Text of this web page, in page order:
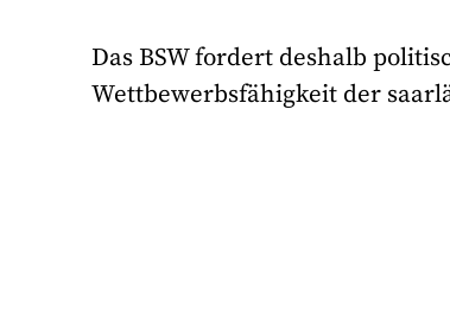
Das BSW fordert deshalb
Wettbewerbsfähigkeit der